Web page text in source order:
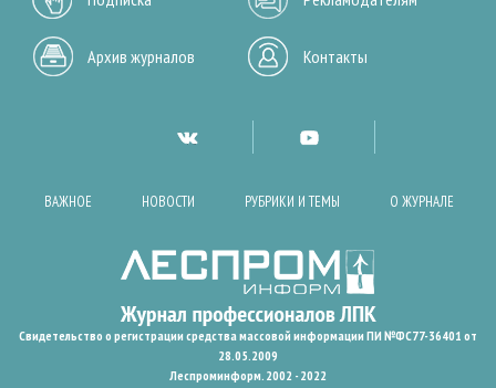
Архив журналов Контакты
ВАЖНОЕ НОВОСТИ РУБРИКИ И ТЕМЫ О ЖУРНАЛЕ
Свидетельство о регистрации средства массовой информации ПИ №ФС77-36401 от
28.05.2009
Леспроминформ. 2002 - 2022